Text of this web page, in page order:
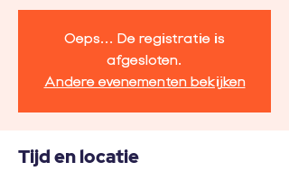
Oeps... De registratie is
afgesloten.
Andere evenementen bekijken
Tijd en locatie